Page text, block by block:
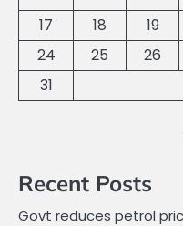
17
18 19
24
25 26
31
Recent Posts
Govt reduces petrol